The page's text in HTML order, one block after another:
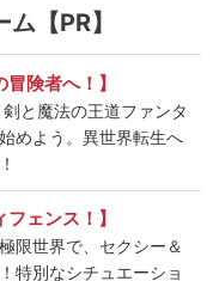
【PR】
冒険者へ！】
と魔法の王道ファンタ
めよう。異世界転生へ
フェンス！】
限世界で、セクシー＆
特別なシチュエーショ